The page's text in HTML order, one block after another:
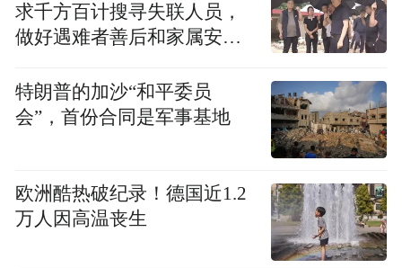
求千方百计搜寻失联人员，
做好遇难者善后和家属安抚
特朗普的加沙“和平委员
会”，首份合同是军事基地
欧洲酷热破纪录！德国近1.2
万人因高温丧生